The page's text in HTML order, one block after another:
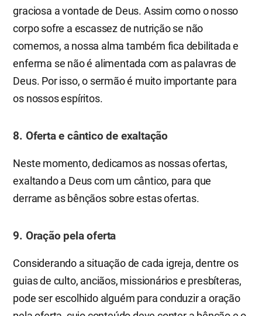
graciosa a vontade de Deus. Assim como o nosso
corpo sofre a escassez de nutrição se não
comemos, a nossa alma também fica debilitada e
enferma se não é alimentada com as palavras de
Deus. Por isso, o sermão é muito importante para
os nossos espíritos.
8. Oferta e cântico de exaltação
Neste momento, dedicamos as nossas ofertas,
exaltando a Deus com um cântico, para que
derrame as bênçãos sobre estas ofertas.
9. Oração pela oferta
Considerando a situação de cada igreja, dentre os
guias de culto, anciãos, missionários e presbíteras,
pode ser escolhido alguém para conduzir a oração